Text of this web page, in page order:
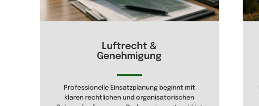
Luftrecht &
Genehmigung
Professionelle Einsatzplanung beginnt mit
klaren rechtlichen und organisatorischen